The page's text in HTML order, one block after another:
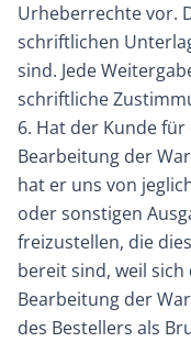
Urheberrechte vor.
schriftlichen
sind. Jede
schriftliche
6. Hat der Kunde
Bearbeitung der
hat er uns von
oder sonstigen
freizustellen, die
bereit sind, weil
Bearbeitung der
des Bestellers als